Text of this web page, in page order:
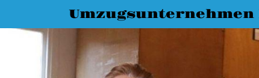
Umzugsunternehmen